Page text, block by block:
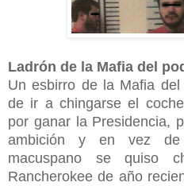
Ladrón de la Mafia del
Un esbirro de la Mafia
de ir a chingarse el
por ganar la Presidencia,
ambición y en vez
macuspano se quiso
Rancherokee de año